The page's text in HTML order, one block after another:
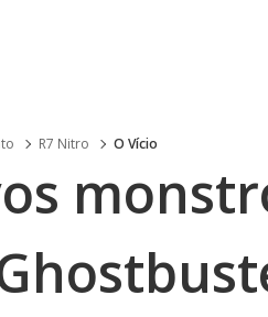
R7 Nitro O Vício